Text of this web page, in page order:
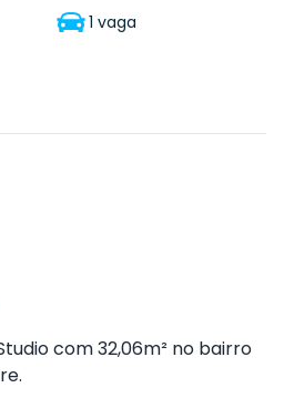
1 vaga
com 32,06m² no bairro